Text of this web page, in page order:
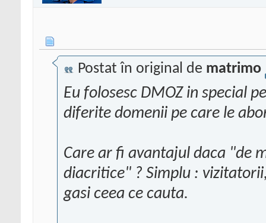
Postat în original de matrimo
Eu folosesc DMOZ in special
diferite domenii pe care le
Care ar fi avantajul daca "de
diacritice" ? Simplu :
gasi ceea ce cauta.